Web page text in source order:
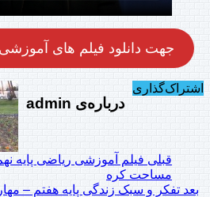
جهت دانلود فیلم های آموزشی
اشتراک‌گذاری
درباره‌ی admin
قبلی
مساحت کره
بعد تفکر و سبک زندگی پایه هفتم –